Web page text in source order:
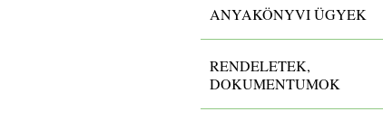
ANYAKÖNYVI ÜGYEK
RENDELETEK,
DOKUMENTUMOK